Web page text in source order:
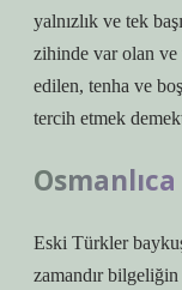
yalnızlık ve tek
zihinde var olan ve
edilen, tenha ve
tercih etmek
Eski Türkler
zamandır